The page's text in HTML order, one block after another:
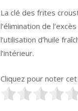
La clé des frites
l’élimination de
l’utilisation d’huile
l’intérieur.
Cliquez pour noter